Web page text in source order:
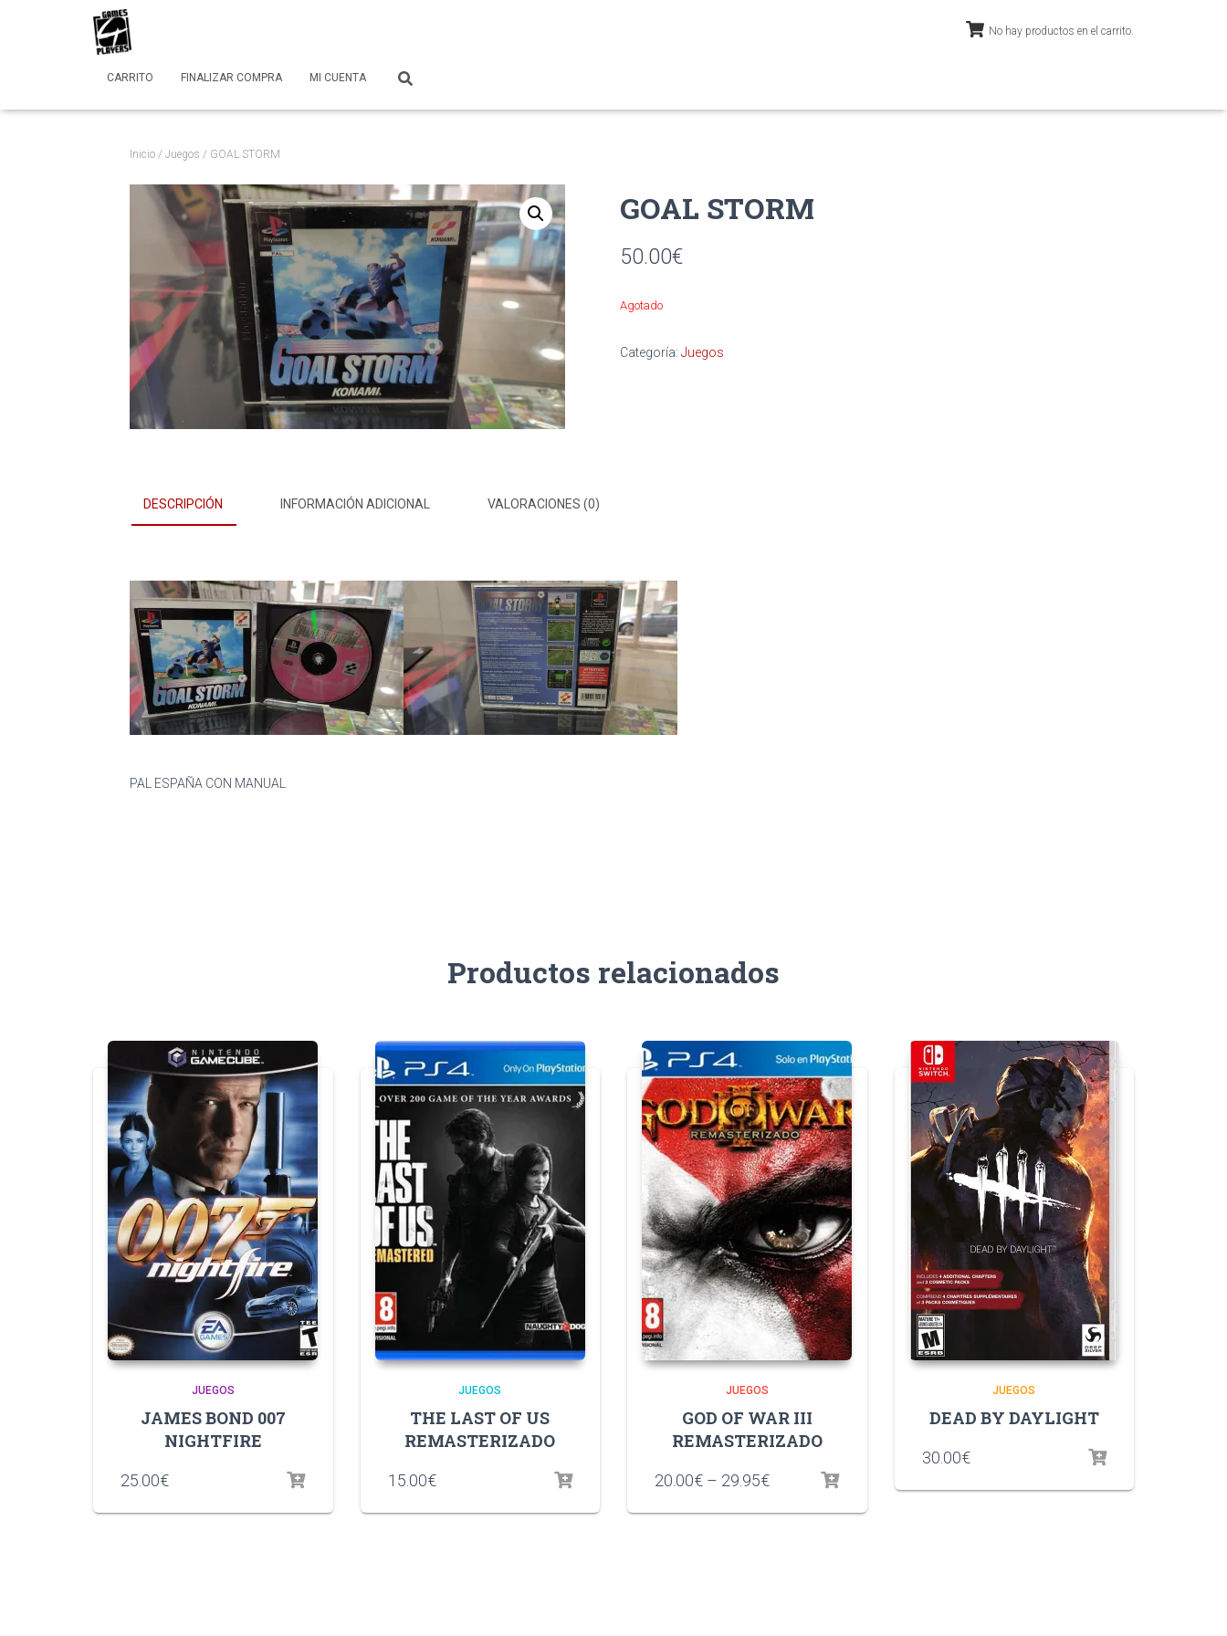
No hay productos en el carrito.
CARRITO FINALIZAR COMPRA MI CUENTA
Inicio / Juegos / GOAL STORM
GOAL STORM
50.00€
Agotado
Categoría: Juegos
DESCRIPCIÓN INFORMACIÓN ADICIONAL VALORACIONES (0)
PAL ESPAÑA CON MANUAL
Productos relacionados
JUEGOS
JAMES BOND 007
NIGHTFIRE
25.00€
JUEGOS
THE LAST OF US
REMASTERIZADO
15.00€
JUEGOS
GOD OF WAR III
REMASTERIZADO
20.00€ – 29.95€
JUEGOS
DEAD BY DAYLIGHT
30.00€